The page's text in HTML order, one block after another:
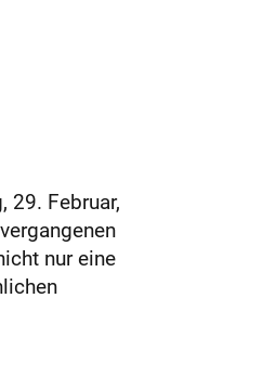
29. Februar,
nur eine